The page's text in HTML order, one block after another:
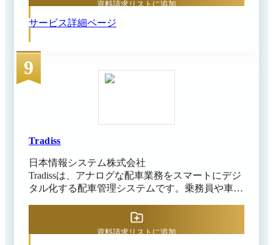
機能では、一日の訪問予定ルートをドライバー単
ー、免許証更新管理などの機能も備え、法令遵守
の徹底が行えます。
ンアプリで日々の業務を入力・報告し、管理者は
で、専用のハードウェアは基本的に不要です。
出庫前にドライバーはGO運転管理のアプリ上で
アルコール検知による酒気帯び有無の確認と点呼
を実施し、勤怠打刻や車両の日常点検結果も登録
務の場合）などを含む運転日報を提出します。
GO運転管理はこれらの運転前準備・走行中・運
記録し、管理者画面に集約可能です。 管理者は
各ドライバーの点呼結果や日報を即時に確認で
き、記録は法令で定められた期間アーカイブされ
ます。アルコールチェック記録や点呼簿の紙管理
が不要となり、社有車も含めた安全運転管理の厳
格化に対応できるでしょう。 さらにオプション
サービス詳細ページ
資料請求リストに追加
9
Tradiss
日本情報システム株式会社
Tradissは、アナログな配車業務をスマートにデジ
タル化する配車管理システムです。乗務員や車
作成から日次の配車計画まで直感的な操作で完
結。休暇や資格条件の不一致を自動検知し、免許
資料請求リストに追加